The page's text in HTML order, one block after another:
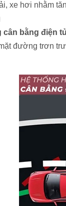
xe hơi nhằm
cân bằng điện
đường trơn